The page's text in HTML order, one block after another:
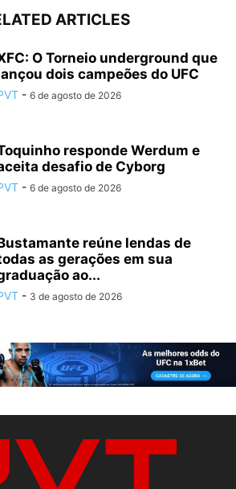
ARTICLES
O Torneio underground que
dois campeões do UFC
- 6 de agosto de 2026
responde Werdum e
desafio de Cyborg
- 6 de agosto de 2026
reúne lendas de
as gerações em sua
ao...
- 3 de agosto de 2026